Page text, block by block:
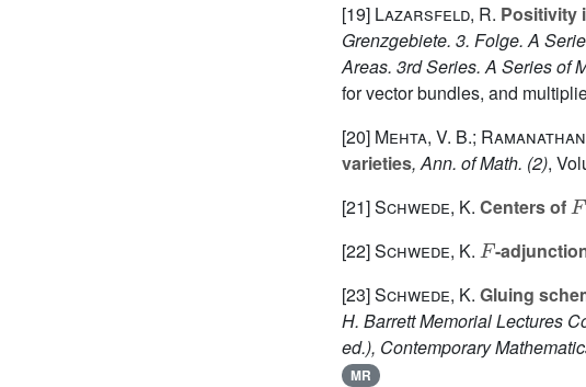
[19] Lazarsfeld, R. Positivity
Grenzgebiete. 3. Folge. A
Areas. 3rd Series. A Series of
for vector bundles, and
[20] Mehta, V. B.;
varieties, Ann. of Math. (2),
[21]Schwede, K. Centers of
[22]Schwede, K. -
[23]Schwede, K. Gluing
H. Barrett Memorial Lectures
ed.), Contemporary
MR